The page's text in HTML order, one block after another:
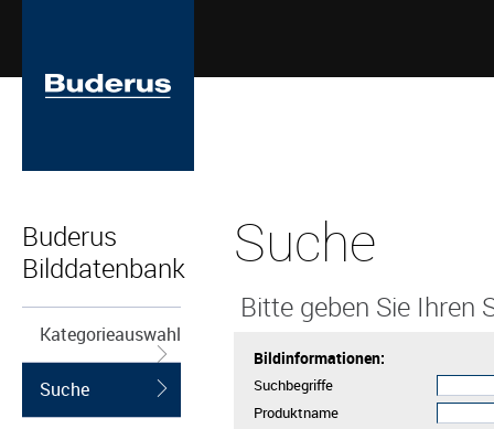
Buderus
Bilddatenbank
Kategorieauswahl
Suche
Suche
Bitte geben Sie Ihren
Bildinformationen:
Suchbegriffe
Produktname